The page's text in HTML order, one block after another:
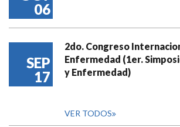
06
SEP
17
2do. Congreso
Enfermedad (1er.
y Enfermedad)
VER TODOS